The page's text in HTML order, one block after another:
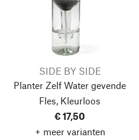
SIDE BY SIDE
Planter Zelf Water gevende
Fles, Kleurloos
€ 17,50
+ meer varianten